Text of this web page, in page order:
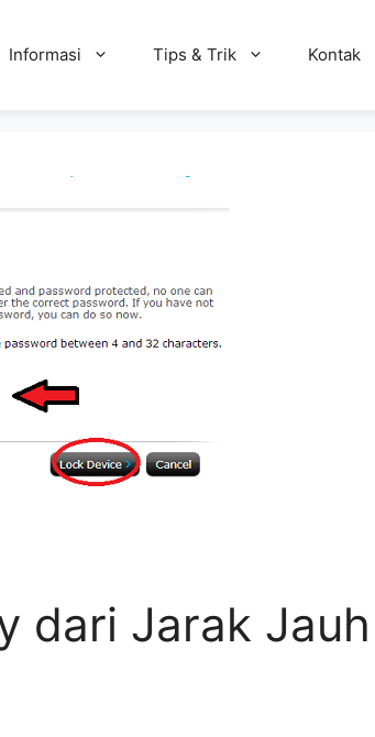
Informasi Tips & Trik Kontak
dari Jarak Jauh